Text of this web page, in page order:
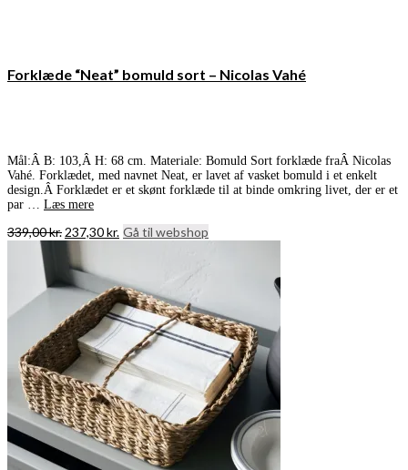
Forklæde “Neat” bomuld sort – Nicolas Vahé
Mål:Â B: 103,Â H: 68 cm. Materiale: Bomuld Sort forklæde fraÂ Nicolas
Vahé. Forklædet, med navnet Neat, er lavet af vasket bomuld i et enkelt
design.Â Forklædet er et skønt forklæde til at binde omkring livet, der er et
par … Læs mere
339,00kr. Den
oprindelige
pris
var:
339,00 kr..
237,30kr. Den
aktuelle
237,30 kr..
Gå til webshop